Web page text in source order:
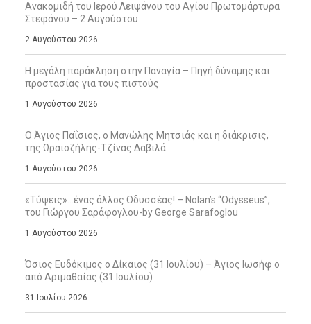
Ανακομιδή του Ιερού Λειψάνου του Αγίου Πρωτομάρτυρα
Στεφάνου – 2 Αυγούστου
2 Αυγούστου 2026
Η μεγάλη παράκληση στην Παναγία – Πηγή δύναμης και
προστασίας για τους πιστούς
1 Αυγούστου 2026
Ο Άγιος Παΐσιος, ο Μανώλης Μητσιάς και η διάκρισις,
της Ωραιοζήλης-Τζίνας Δαβιλά
1 Αυγούστου 2026
«Τύψεις»…ένας άλλος Οδυσσέας! – Nolan’s “Odysseus”,
του Γιώργου Σαράφογλου-by George Sarafoglou
1 Αυγούστου 2026
Όσιος Ευδόκιμος ο Δίκαιος (31 Ιουλίου) – Άγιος Ιωσήφ ο
από Αριμαθαίας (31 Ιουλίου)
31 Ιουλίου 2026